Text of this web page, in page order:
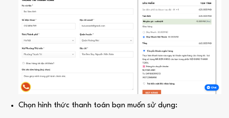
Chọn hình thức thanh toán bạn muốn sử dụng: